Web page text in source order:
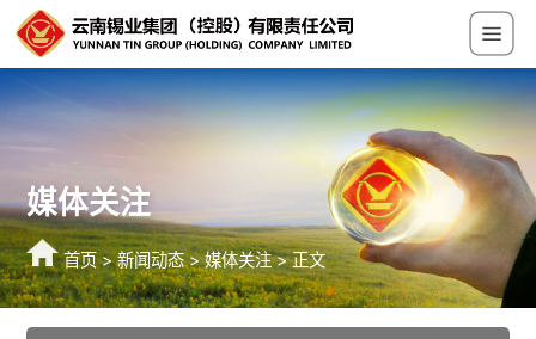
媒体关注
首页>新闻动态>媒体关注> 正文